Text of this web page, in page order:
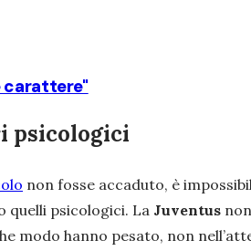
carattere"
psicologici
non fosse accaduto, è
quelli psicologici. La Juventus
modo hanno pesato, non